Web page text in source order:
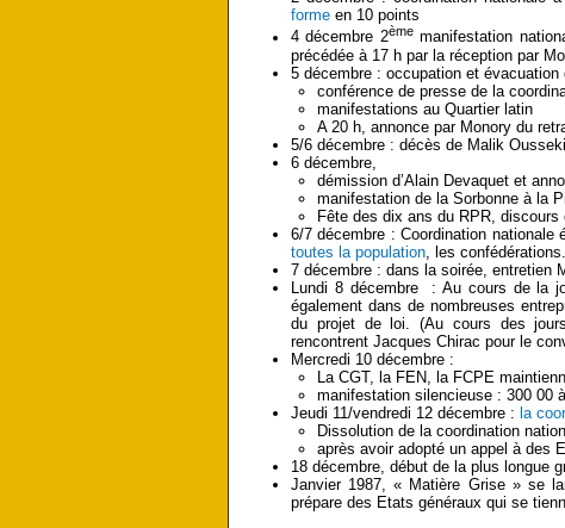
forme en 10 points
4 décembre 2èmemanifestation
précédée à 17 h par la réception par
5 décembre : occupation et évacuation
conférence de presse de la
manifestations au Quartier latin
A 20 h, annonce par Monory du
5/6 décembre : décès de Malik
6 décembre,
démission d’Alain Devaquet et
manifestation de la Sorbonne à la
Fête des dix ans du RPR, discours
6/7 décembre : Coordination
toutes la population , les
7 décembre : dans la soirée, entretien
Lundi 8 décembre : Au cours de la
également dans de nombreuses
du projet de loi. (Au cours des
rencontrent Jacques Chirac pour le
Mercredi 10 décembre :
La CGT, la FEN, la FCPE
manifestation silencieuse : 300 00
Jeudi 11/vendredi 12 décembre : la
Dissolution de la coordination
après avoir adopté un appel à des
18 décembre, début de la plus longue
Janvier 1987, « Matière Grise » se
prépare des Etats généraux qui se